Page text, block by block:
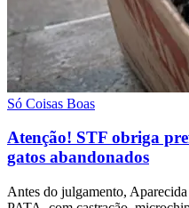
Só Coisas Boas
Atenção! STF obriga
gatos abandonados
Antes do julgamento,